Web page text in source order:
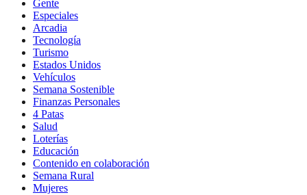
Gente
Especiales
Arcadia
Tecnología
Turismo
Estados Unidos
Vehículos
Semana Sostenible
Finanzas Personales
4 Patas
Salud
Loterías
Educación
Contenido en colaboración
Semana Rural
Mujeres